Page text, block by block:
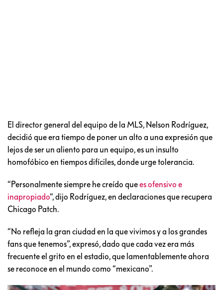
El director general del equipo de la MLS, Nelson Rodríguez,
decidió que era tiempo de poner un alto a una expresión que
lejos de ser un aliento para un equipo, es un insulto
homofóbico en tiempos difíciles, donde urge tolerancia.
“Personalmente siempre he creído quees ofensivo e
inapropiado“, dijo Rodríguez, en declaraciones que recupera
Chicago Patch.
“No refleja la gran ciudad en la que vivimos y a los grandes
fans que tenemos”, expresó, dado que cada vez era más
frecuente el grito en el estadio, que lamentablemente ahora
se reconoce en el mundo como “mexicano”.